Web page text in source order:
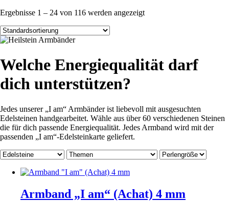
Ergebnisse 1 – 24 von 116 werden angezeigt
Welche Energiequalität darf
dich unterstützen?
Jedes unserer „I am“ Armbänder ist liebevoll mit ausgesuchten
Edelsteinen handgearbeitet. Wähle aus über 60 verschiedenen Steinen
die für dich passende Energiequalität. Jedes Armband wird mit der
passenden „I am“-Edelsteinkarte geliefert.
Armband „I am“ (Achat) 4 mm